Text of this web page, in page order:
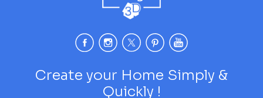
Create your Home Simply &
Quickly !